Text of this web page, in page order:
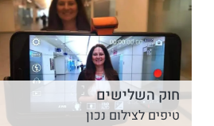
חוק השלישים
טיפים לצילום נכון